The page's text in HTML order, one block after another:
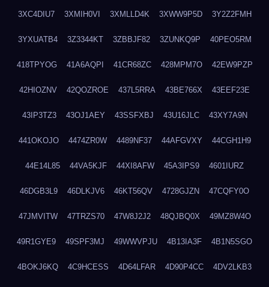
3XC4DIU7 3XMIH0VI 3XMLLD4K 3XWW9P5D 3Y2Z2FMH
3YXUATB4 3Z3344KT 3ZBBJF82 3ZUNKQ9P 40PEO5RM
418TPYOG 41A6AQPI 41CR68ZC 428MPM7O 42EW9PZP
42HIOZNV 42QOZROE 437L5RRA 43BE766X 43EEF23E
43IP3TZ3 43OJ1AEY 43SSFXBJ 43U16JLC 43XY7A9N
441OKOJO 4474ZR0W 4489NF37 44AFGVXY 44CGH1H9
44E14L85 44VA5KJF 44XI8AFW 45A3IPS9 4601IURZ
46DGB3L9 46DLKJV6 46KT56QV 4728GJZN 47CQFY0O
47JMVITW 47TRZS70 47W8J2J2 48QJBQ0X 49MZ8W4O
49R1GYE9 49SPF3MJ 49WWVPJU 4B13IA3F 4B1N5SGO
4BOKJ6KQ 4C9HCESS 4D64LFAR 4D90P4CC 4DV2LKB3